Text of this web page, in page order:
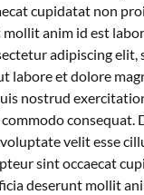
cupidatat non
anim id est
adipiscing elit,
labore et dolore
nostrud
consequat.
velit esse
sint occaecat
deserunt mollit